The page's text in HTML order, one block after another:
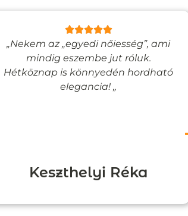
„Nekem az „egyedi nőiesség”, ami
mindig eszembe jut róluk.
Hétköznap is könnyedén hordható
elegancia! „
Keszthelyi Réka